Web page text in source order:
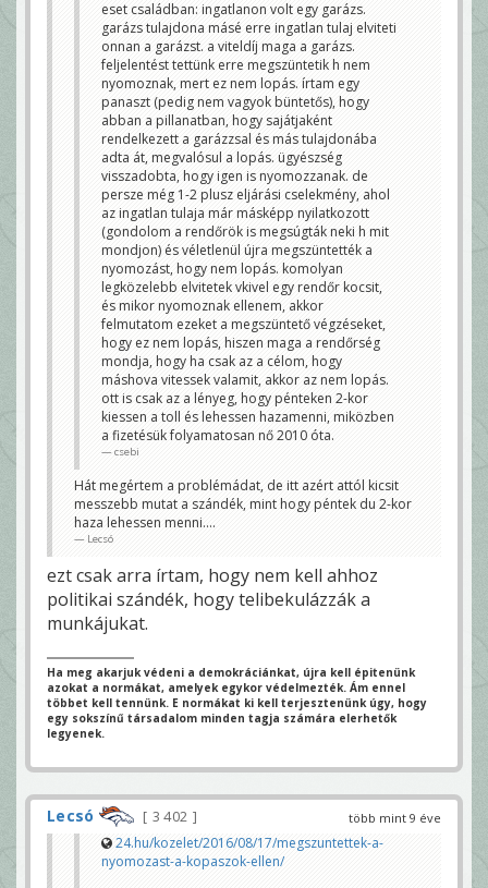
máshova vitessek valamit, akkor az nem lopás. ott
is csak az a lényeg, hogy pénteken 2-kor kiessen a
toll és lehessen hazamenni, miközben a fizetésük
folyamatosan nő 2010 óta.
csebi
Kár hogy nem lettem jogász.
eset családban: ingatlanon volt egy garázs.
garázs tulajdona másé erre ingatlan tulaj elviteti
onnan a garázst. a viteldíj maga a garázs.
feljelentést tettünk erre megszüntetik h nem
nyomoznak, mert ez nem lopás. írtam egy
panaszt (pedig nem vagyok büntetős), hogy
abban a pillanatban, hogy sajátjaként
rendelkezett a garázzsal és más tulajdonába
adta át, megvalósul a lopás. ügyészség
visszadobta, hogy igen is nyomozzanak. de
persze még 1-2 plusz eljárási cselekmény, ahol
az ingatlan tulaja már másképp nyilatkozott
(gondolom a rendőrök is megsúgták neki h mit
mondjon) és véletlenül újra megszüntették a
nyomozást, hogy nem lopás. komolyan
legközelebb elvitetek vkivel egy rendőr kocsit,
és mikor nyomoznak ellenem, akkor
felmutatom ezeket a megszüntető végzéseket,
hogy ez nem lopás, hiszen maga a rendőrség
mondja, hogy ha csak az a célom, hogy
máshova vitessek valamit, akkor az nem lopás.
ott is csak az a lényeg, hogy pénteken 2-kor
kiessen a toll és lehessen hazamenni, miközben
a fizetésük folyamatosan nő 2010 óta.
csebi
Hát megértem a problémádat, de itt azért attól kicsit
messzebb mutat a szándék, mint hogy péntek du 2-kor
haza lehessen menni....
Lecsó
ezt csak arra írtam, hogy nem kell ahhoz
politikai szándék, hogy telibekulázzák a
munkájukat.
Ha meg akarjuk védeni a demokráciánkat, újra kell épitenünk
azokat a normákat, amelyek egykor védelmezték. Ám ennel
többet kell tennünk. E normákat ki kell terjesztenünk úgy, hogy
egy sokszínű társadalom minden tagja számára elerhetők
legyenek.
több mint 9 éve
Lecsó
3 402
24.hu/kozelet/2016/08/17/megszuntettek-a-
nyomozast-a-kopaszok-ellen/